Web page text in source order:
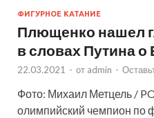
ФИГУРНОЕ КАТАНИЕ
Плющенко нашел
в словах Путина о
22.03.2021 - от admin -
Фото: Михаил Метцель /
олимпийский чемпион по